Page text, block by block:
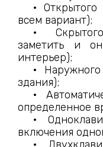
•
всем вариант);
•
заметить и
интерьер);
•
здания);
•
определенное
•
включения